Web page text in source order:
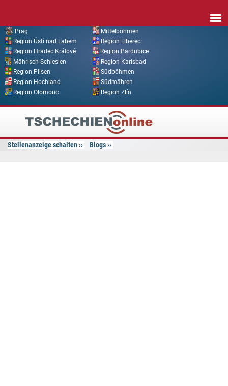
Prag
Mittelböhmen
Region Ústí nad Labem
Region Liberec
Region Hradec Králové
Region Pardubice
Mährisch-Schlesien
Region Karlsbad
Region Pilsen
Südböhmen
Region Hochland
Südmähren
Region Olomouc
Region Zlín
Tschechien
Online
Stellenanzeige schalten Blogs